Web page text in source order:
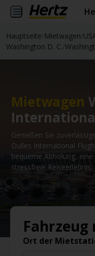
Hauptseite Mietwagen
Washington D. C.
Mietwagen
Genießen Sie
Dulles International
bequeme Abholung,
stressfreie Reiseerlebnis.
Fahrzeug
Ort der